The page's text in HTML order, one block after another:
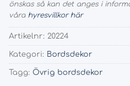
önskas så kan det anges i
våra hyresvillkor här
Artikelnr: 20224
Kategori: Bordsdekor
Tagg: Övrig bordsdekor